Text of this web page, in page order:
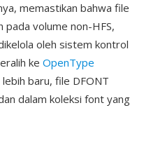
memastikan bahwa file
volume non-HFS,
oleh sistem kontrol
ke OpenType
baru, file DFONT
dalam koleksi font yang